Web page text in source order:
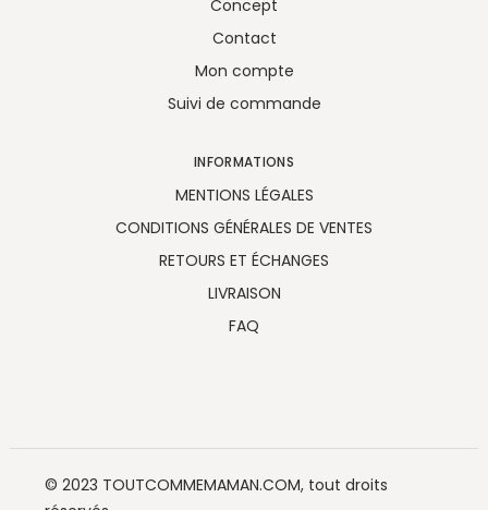
Concept
Contact
Mon compte
Suivi de commande
INFORMATIONS
MENTIONS LÉGALES
CONDITIONS GÉNÉRALES DE VENTES
RETOURS ET ÉCHANGES
LIVRAISON
FAQ
© 2023 TOUTCOMMEMAMAN.COM, tout droits